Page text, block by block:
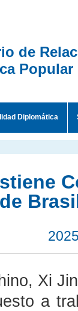
de
Popular
Diplomática
Xi
a